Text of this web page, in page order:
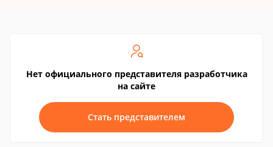
Нет официального представителя разработчика
на сайте
Стать представителем